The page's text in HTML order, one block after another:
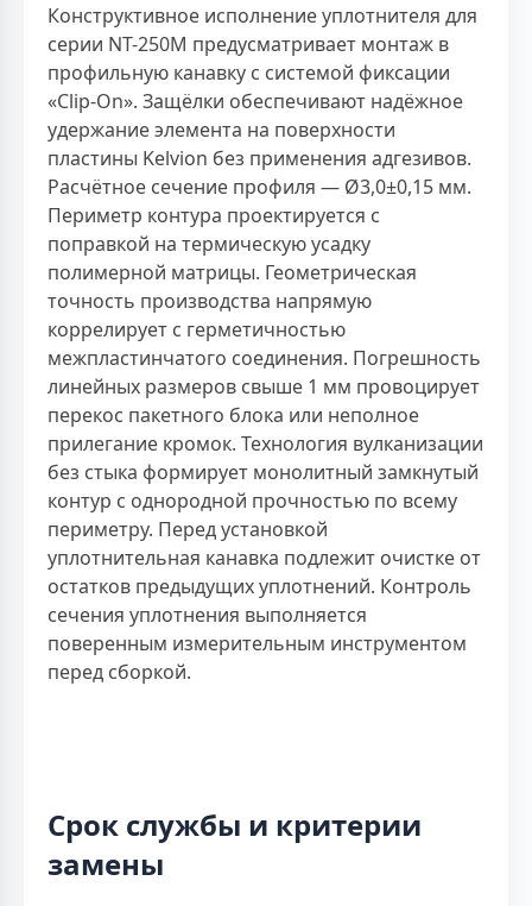
Конструктивное исполнение уплотнителя для
серии NT-250M предусматривает монтаж в
профильную канавку с системой фиксации
«Clip-On». Защёлки обеспечивают надёжное
удержание элемента на поверхности
пластины Kelvion без применения адгезивов.
Расчётное сечение профиля — Ø3,0±0,15 мм.
Периметр контура проектируется с
поправкой на термическую усадку
полимерной матрицы. Геометрическая
точность производства напрямую
коррелирует с герметичностью
межпластинчатого соединения. Погрешность
линейных размеров свыше 1 мм провоцирует
перекос пакетного блока или неполное
прилегание кромок. Технология вулканизации
без стыка формирует монолитный замкнутый
контур с однородной прочностью по всему
периметру. Перед установкой
уплотнительная канавка подлежит очистке от
остатков предыдущих уплотнений. Контроль
сечения уплотнения выполняется
поверенным измерительным инструментом
перед сборкой.
Срок службы и критерии
замены